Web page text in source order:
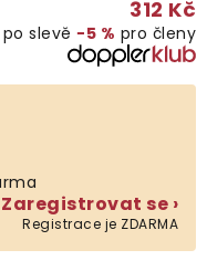
312 Kč
slevě −5 % pro členy
Zaregistrovat se ›
Registrace je ZDARMA